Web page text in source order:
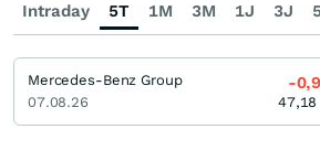
Intraday 5T 1M 3M 1J 3J
Mercedes-Benz Group
07.08.26
-
47,18